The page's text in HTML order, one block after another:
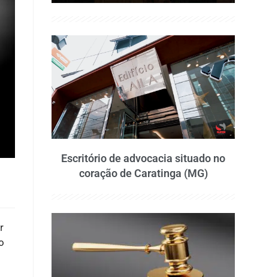
Escritório de advocacia situado no
coração de Caratinga (MG)